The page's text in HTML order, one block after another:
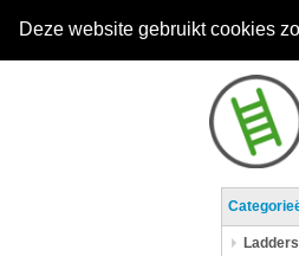
Deze website gebruikt cookies
Ladders